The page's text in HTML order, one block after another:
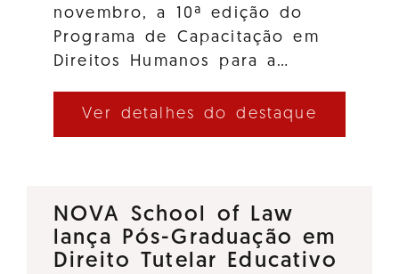
novembro, a 10ª edição do
Programa de Capacitação em
Direitos Humanos para a…
Ver detalhes do destaque
NOVA School of Law
lança Pós-Graduação em
Direito Tutelar Educativo